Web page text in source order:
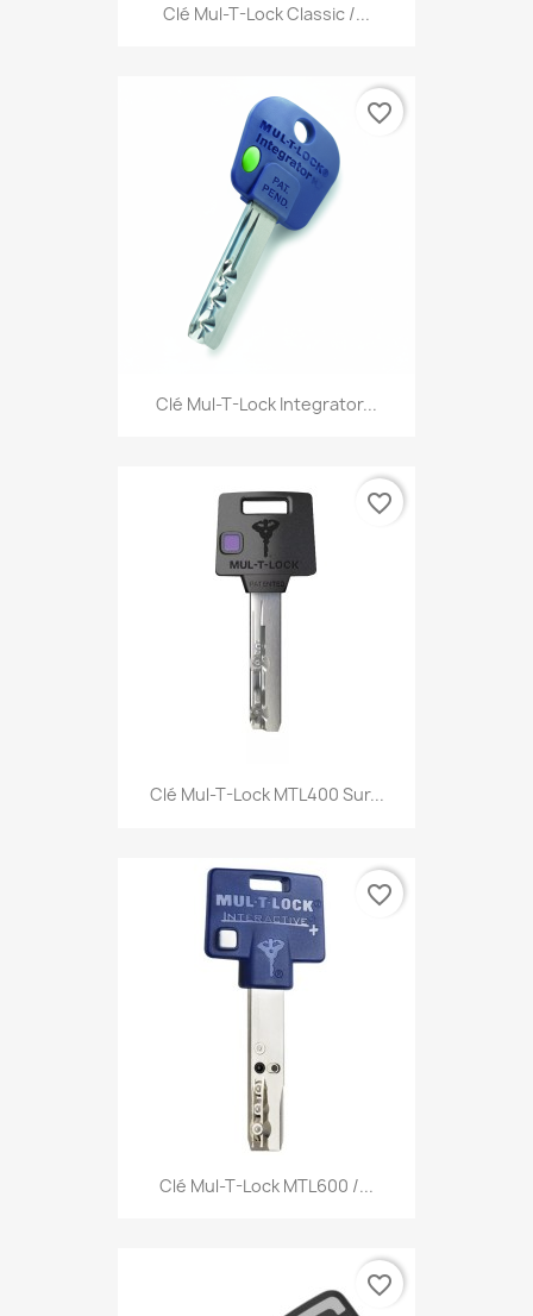
Clé Mul-T-Lock Classic /...
Clé Mul-T-Lock Integrator...
favorite_border
Clé Mul-T-Lock MTL400 Sur...
favorite_border
Clé Mul-T-Lock MTL600 /...
favorite_border
favorite_border